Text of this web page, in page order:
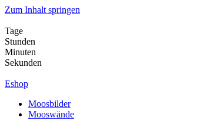
Zum Inhalt springen
Tage
Stunden
Minuten
Sekunden
Eshop
Moosbilder
Mooswände